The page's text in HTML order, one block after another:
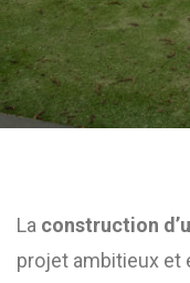
La construction
projet ambitieux et